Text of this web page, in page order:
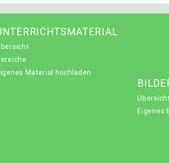
Material hochladen
Eigenes